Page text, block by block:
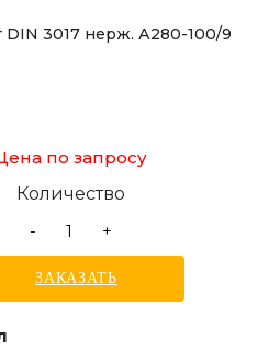
DIN 3017 нерж. А280-100/9
по запросу
Количество
-
+
ЗАКАЗАТЬ